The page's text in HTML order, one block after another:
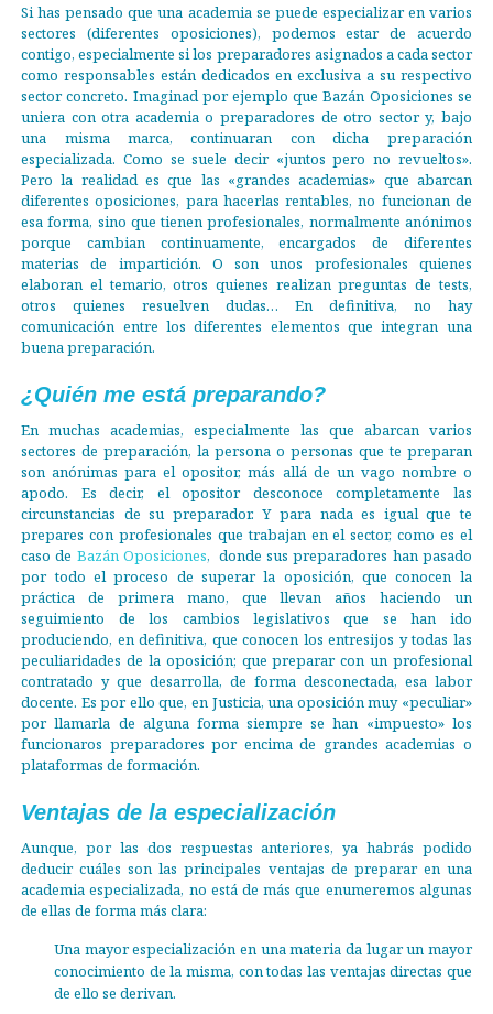
Si has pensado que una academia se puede especializar en varios
sectores (diferentes oposiciones), podemos estar de acuerdo
contigo, especialmente si los preparadores asignados a cada sector
como responsables están dedicados en exclusiva a su respectivo
sector concreto. Imaginad por ejemplo que Bazán Oposiciones se
uniera con otra academia o preparadores de otro sector y, bajo
una misma marca, continuaran con dicha preparación
especializada. Como se suele decir «juntos pero no revueltos».
Pero la realidad es que las «grandes academias» que abarcan
diferentes oposiciones, para hacerlas rentables, no funcionan de
esa forma, sino que tienen profesionales, normalmente anónimos
porque cambian continuamente, encargados de diferentes
materias de impartición. O son unos profesionales quienes
elaboran el temario, otros quienes realizan preguntas de tests,
otros quienes resuelven dudas… En definitiva, no hay
comunicación entre los diferentes elementos que integran una
buena preparación.
¿Quién me está preparando?
En muchas academias, especialmente las que abarcan varios
sectores de preparación, la persona o personas que te preparan
son anónimas para el opositor, más allá de un vago nombre o
apodo. Es decir, el opositor desconoce completamente las
circunstancias de su preparador. Y para nada es igual que te
prepares con profesionales que trabajan en el sector, como es el
caso de Bazán Oposiciones, donde sus preparadores han pasado
por todo el proceso de superar la oposición, que conocen la
práctica de primera mano, que llevan años haciendo un
seguimiento de los cambios legislativos que se han ido
produciendo, en definitiva, que conocen los entresijos y todas las
peculiaridades de la oposición; que preparar con un profesional
contratado y que desarrolla, de forma desconectada, esa labor
docente. Es por ello que, en Justicia, una oposición muy «peculiar»
por llamarla de alguna forma siempre se han «impuesto» los
funcionaros preparadores por encima de grandes academias o
plataformas de formación.
Ventajas de la especialización
Aunque, por las dos respuestas anteriores, ya habrás podido
deducir cuáles son las principales ventajas de preparar en una
academia especializada, no está de más que enumeremos algunas
de ellas de forma más clara:
Una mayor especialización en una materia da lugar un mayor
conocimiento de la misma, con todas las ventajas directas que
de ello se derivan.